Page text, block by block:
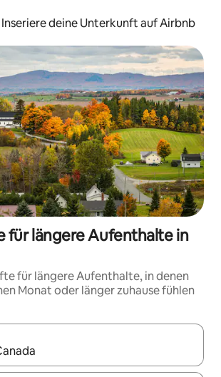
Inseriere deine Unterkunft auf Airbnb
für längere Aufenthalte in
für längere Aufenthalte, in denen
Monat oder länger zuhause fühlen
verfügbar sind, navigiere mit den